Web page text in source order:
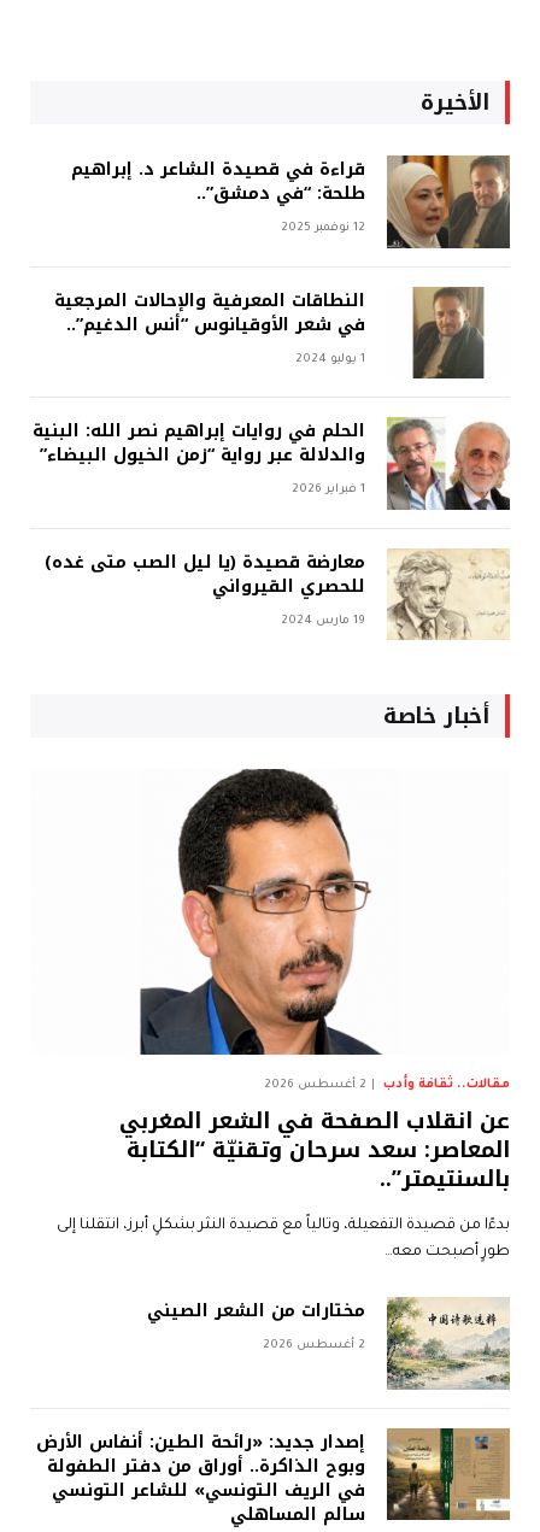
الأخيرة
قراءة في قصيدة الشاعر د. إبراهيم
طلحة: “في دمشق”..
12 نوفمبر 2025
النطاقات المعرفية والإحالات المرجعية
في شعر الأوقيانوس “أنس الدغيم”..
1 يوليو 2024
الحلم في روايات إبراهيم نصر الله: البنية
والدلالة عبر رواية “زمن الخيول البيضاء”
1 فبراير 2026
معارضة قصيدة (يا ليل الصب متى غده)
للحصري القيرواني
19 مارس 2024
أخبار خاصة
مقالات.. ثقافة وأدب 2 أغسطس 2026
عن انقلاب الصفحة في الشعر المغربي
المعاصر: سعد سرحان وتقنيّة “الكتابة
بالسنتيمتر”..
بدءًا من قصيدة التفعيلة، وتالياً مع قصيدة النثر بشكلٍ أبرز، انتقلنا إلى
طورٍ أصبحت معه…
مختارات من الشعر الصيني
2 أغسطس 2026
إصدار جديد: «رائحة الطين: أنفاس الأرض
وبوح الذاكرة.. أوراق من دفتر الطفولة
في الريف التونسي» للشاعر التونسي
سالم المساهلي